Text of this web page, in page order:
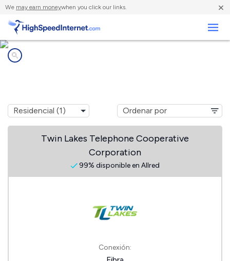
We may earn moneywhen you click our links. ×
Twin Lakes Telephone Cooperative
Corporation
99% disponible en Allred
Conexión: